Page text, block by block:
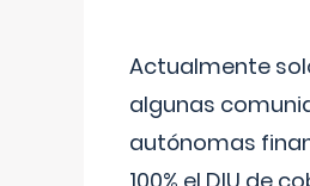
Actualmente
algunas
autónomas